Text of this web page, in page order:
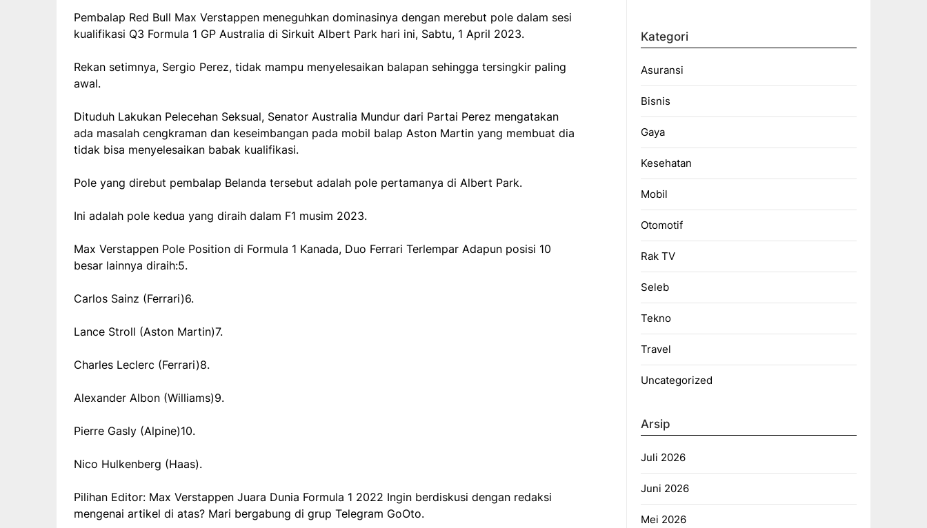
Pembalap Red Bull Max Verstappen meneguhkan dominasinya dengan merebut pole dalam sesi
kualifikasi Q3 Formula 1 GP Australia di Sirkuit Albert Park hari ini, Sabtu, 1 April 2023.
Rekan setimnya, Sergio Perez, tidak mampu menyelesaikan balapan sehingga tersingkir paling
awal.
Dituduh Lakukan Pelecehan Seksual, Senator Australia Mundur dari Partai Perez mengatakan
ada masalah cengkraman dan keseimbangan pada mobil balap Aston Martin yang membuat dia
tidak bisa menyelesaikan babak kualifikasi.
Pole yang direbut pembalap Belanda tersebut adalah pole pertamanya di Albert Park.
Ini adalah pole kedua yang diraih dalam F1 musim 2023.
Max Verstappen Pole Position di Formula 1 Kanada, Duo Ferrari Terlempar Adapun posisi 10
besar lainnya diraih:5.
Carlos Sainz (Ferrari)6.
Lance Stroll (Aston Martin)7.
Charles Leclerc (Ferrari)8.
Alexander Albon (Williams)9.
Pierre Gasly (Alpine)10.
Nico Hulkenberg (Haas).
Pilihan Editor: Max Verstappen Juara Dunia Formula 1 2022 Ingin berdiskusi dengan redaksi
mengenai artikel di atas? Mari bergabung di grup Telegram GoOto.
Kategori
Asuransi
Bisnis
Gaya
Kesehatan
Mobil
Otomotif
Rak TV
Seleb
Tekno
Travel
Uncategorized
Arsip
Juli 2026
Juni 2026
Mei 2026